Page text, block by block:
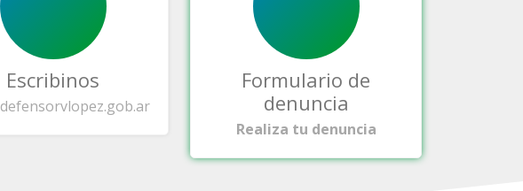
Escribinos
defensorvlopez.gob.ar
Formulario de
denuncia
Realiza tu denuncia